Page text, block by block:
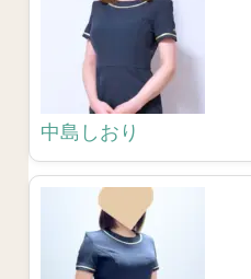
中島しおり